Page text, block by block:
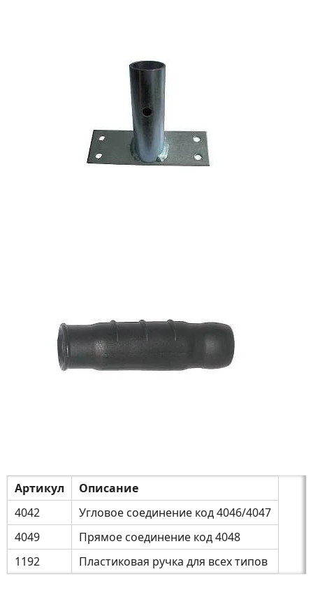
Артикул
Описание
4042
Угловое соединение код 4046/4047
4049
Прямое соединение код 4048
1192
Пластиковая ручка для всех типов